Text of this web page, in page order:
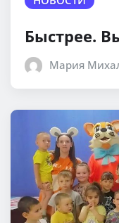
Быстрее.
Мария